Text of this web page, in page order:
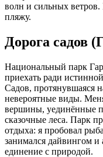
волн и сильных
пляжу.
Дорога садов
Национальный парк
приехать ради
Садов, протянувшаяся
невероятные виды.
вершины, уединённые
сказочные леса. Парк
отдыха: я пробовал
занимался дайвингом
единение с природой.